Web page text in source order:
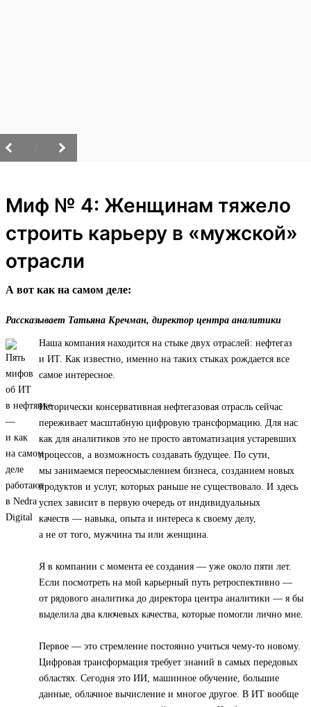
Миф № 4: Женщинам тяжело
строить карьеру в «мужской»
отрасли
А вот как на самом деле:
Рассказывает Татьяна Кречман, директор центра аналитики
Наша компания находится на стыке двух отраслей: нефтегаз
и ИТ. Как известно, именно на таких стыках рождается все
самое интересное.
Исторически консервативная нефтегазовая отрасль сейчас
переживает масштабную цифровую трансформацию. Для нас
как для аналитиков это не просто автоматизация устаревших
процессов, а возможность создавать будущее. По сути,
мы занимаемся переосмыслением бизнеса, созданием новых
продуктов и услуг, которых раньше не существовало. И здесь
успех зависит в первую очередь от индивидуальных
качеств — навыка, опыта и интереса к своему делу,
а не от того, мужчина ты или женщина.
Я в компании с момента ее создания — уже около пяти лет.
Если посмотреть на мой карьерный путь ретроспективно —
от рядового аналитика до директора центра аналитики — я бы
выделила два ключевых качества, которые помогли лично мне.
Первое — это стремление постоянно учиться чему-то новому.
Цифровая трансформация требует знаний в самых передовых
областях. Сегодня это ИИ, машинное обучение, большие
данные, облачное вычисление и многое другое. В ИТ вообще